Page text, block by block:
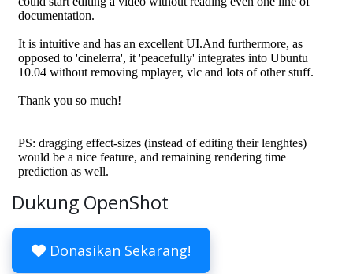
Dukung OpenShot
Donasikan Sekarang!